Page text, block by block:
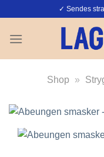
indhold
✓ Sendes
Shop »